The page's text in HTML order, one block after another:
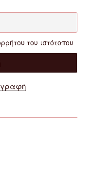
του ιστότοπου